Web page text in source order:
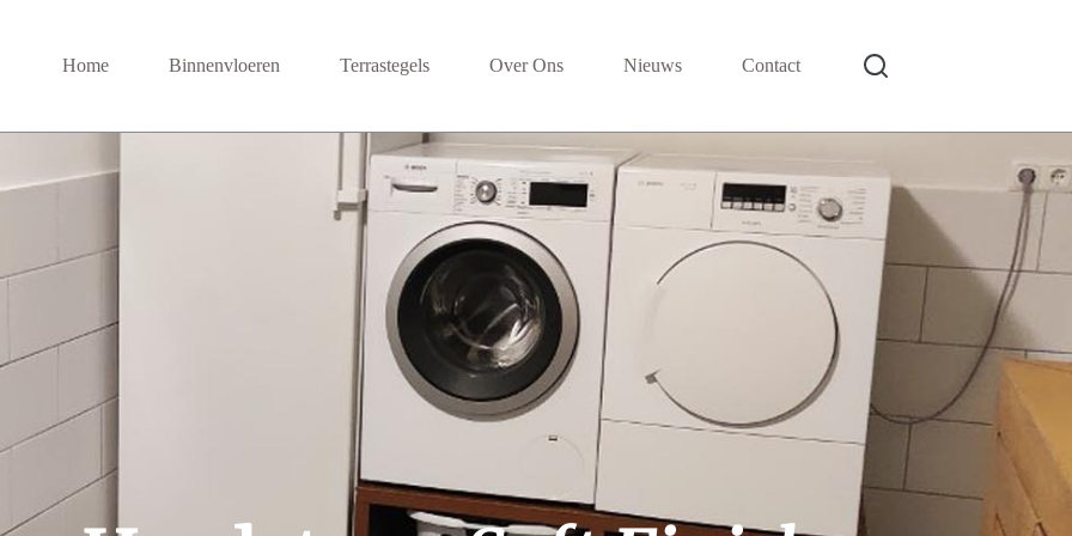
Home Binnenvloeren Terrastegels Over Ons Nieuws Contact